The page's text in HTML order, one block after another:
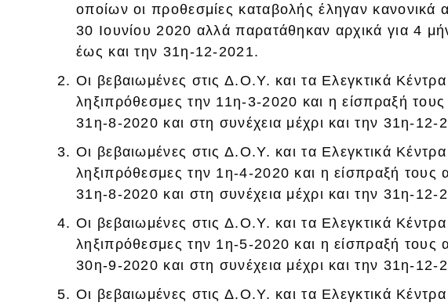
οποίων οι προθεσμίες καταβολής έληγαν
30 Ιουνίου 2020 αλλά παρατάθηκαν αρχικά για 4
έως και την 31η-12-2021.
Οι βεβαιωμένες στις Δ.Ο.Υ. και τα Ελεγκτικά
ληξιπρόθεσμες την 11η-3-2020 και η είσπραξή τους
31η-8-2020 και στη συνέχεια μέχρι και την 31η-12-
Οι βεβαιωμένες στις Δ.Ο.Υ. και τα Ελεγκτικά
ληξιπρόθεσμες την 1η-4-2020 και η είσπραξή τους
31η-8-2020 και στη συνέχεια μέχρι και την 31η-12-
Οι βεβαιωμένες στις Δ.Ο.Υ. και τα Ελεγκτικά
ληξιπρόθεσμες την 1η-5-2020 και η είσπραξή τους
30η-9-2020 και στη συνέχεια μέχρι και την 31η-12-
Οι βεβαιωμένες στις Δ.Ο.Υ. και τα Ελεγκτικά